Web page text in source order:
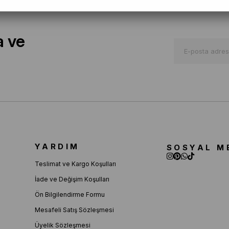
ve
YARDIM
Teslimat ve Kargo Koşulları
İade ve Değişim Koşulları
Ön Bilgilendirme Formu
Mesafeli Satış Sözleşmesi
Üyelik Sözleşmesi
SOSYAL